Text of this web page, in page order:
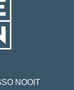
NOOIT